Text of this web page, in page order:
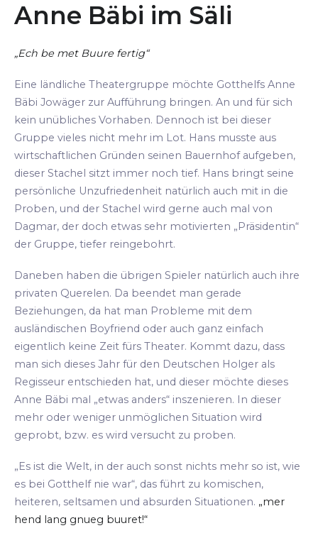
Anne Bäbi im Säli
„Ech be met Buure fertig“
Eine ländliche Theatergruppe möchte Gotthelfs Anne
Bäbi Jowäger zur Aufführung bringen. An und für sich
kein unübliches Vorhaben. Dennoch ist bei dieser
Gruppe vieles nicht mehr im Lot. Hans musste aus
wirtschaftlichen Gründen seinen Bauernhof aufgeben,
dieser Stachel sitzt immer noch tief. Hans bringt seine
persönliche Unzufriedenheit natürlich auch mit in die
Proben, und der Stachel wird gerne auch mal von
Dagmar, der doch etwas sehr motivierten „Präsidentin“
der Gruppe, tiefer reingebohrt.
Daneben haben die übrigen Spieler natürlich auch ihre
privaten Querelen. Da beendet man gerade
Beziehungen, da hat man Probleme mit dem
ausländischen Boyfriend oder auch ganz einfach
eigentlich keine Zeit fürs Theater. Kommt dazu, dass
man sich dieses Jahr für den Deutschen Holger als
Regisseur entschieden hat, und dieser möchte dieses
Anne Bäbi mal „etwas anders“ inszenieren. In dieser
mehr oder weniger unmöglichen Situation wird
geprobt, bzw. es wird versucht zu proben.
„Es ist die Welt, in der auch sonst nichts mehr so ist, wie
es bei Gotthelf nie war“, das führt zu komischen,
heiteren, seltsamen und absurden Situationen. „mer
hend lang gnueg buuret!“